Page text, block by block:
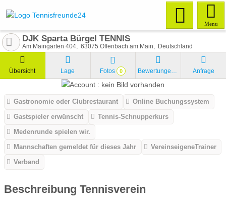
Menu
DJK Sparta Bürgel TENNIS
Am Maingarten 404 63075 Offenbach am Main Deutschland
Übersicht Lage Fotos 0 Bewertungen Anfrage
Gastronomie oder Clubrestaurant
Online Buchungssystem
Gastspieler erwünscht
Tennis-Schnupperkurs
Medenrunde spielen wir.
Mannschaften gemeldet für dieses Jahr
VereinseigeneTrainer
Verband
Beschreibung Tennisverein